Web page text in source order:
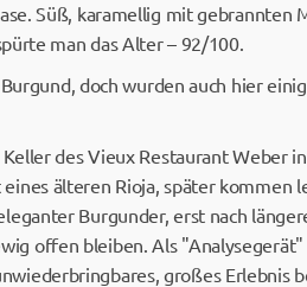
Süß, karamellig mit gebrannten
man das Alter – 92/100.
doch wurden auch hier
des Vieux Restaurant Weber
älteren Rioja, später kommen
Burgunder, erst nach
offen bleiben. Als
großes Erlebnis